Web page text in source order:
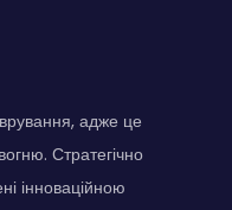
адже це
Стратегічно
інноваційною